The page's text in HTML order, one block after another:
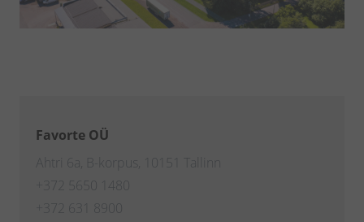
Favorte OÜ
Ahtri 6a, B-korpus, 10151 Tallinn
+372 5650 1480
+372 631 8900